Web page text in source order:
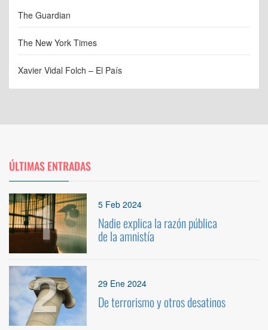
The Guardian
The New York Times
Xavier Vidal Folch – El País
ÚLTIMAS ENTRADAS
1 5 Feb 2024
Nadie explica la razón pública
de la amnistía
2 29 Ene 2024
De terrorismo y otros desatinos